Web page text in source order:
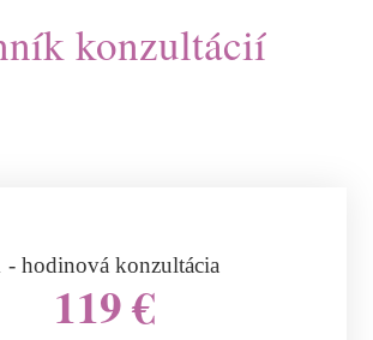
konzultácií
- hodinová konzultácia
119 €